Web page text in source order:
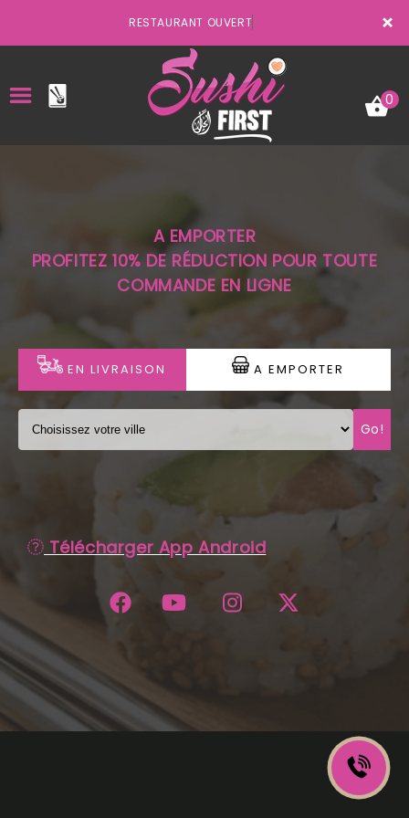
×
RESTAURANT OUVERT
LA CARTE
VOTRE COMPTE
NOTRE RESTAURANT
VOS AVIS
MENTIONS LÉGALES
C.G.V
0
A EMPORTER
PROFITEZ 10% DE RÉDUCTION POUR TOUTE
COMMANDE EN LIGNE
EN LIVRAISON A EMPORTER
Go!
Télécharger App Android